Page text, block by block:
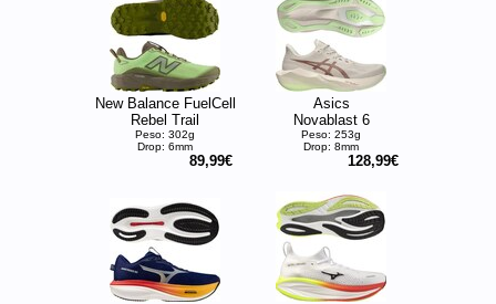
New Balance FuelCell
Rebel Trail
Peso: 302g
Drop: 6mm
89,99€
Asics
Novablast 6
Peso: 253g
Drop: 8mm
128,99€